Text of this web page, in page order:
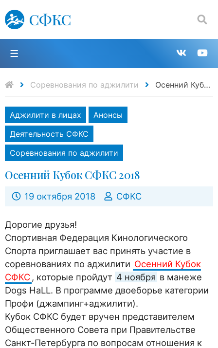
СФКС
Поиск:
в
Соревнования по аджилити Осенний Кубок СФКС 2018
Аджилити в лицах
Анонсы
Деятельность СФКС
Соревнования по аджилити
Осенний Кубок СФКС 2018
19 октября 2018 СФКС
Дорогие друзья!
Спортивная Федерация Кинологического
Спорта приглашает вас принять участие в
соревнованиях по аджилити Осенний Кубок
СФКС , которые пройдут 4 ноября в манеже
Dogs HaLL. В программе двоеборье категории
Профи (джампинг+аджилити).
Кубок СФКС будет вручен представителем
Общественного Совета при Правительстве
Санкт-Петербурга по вопросам отношения к